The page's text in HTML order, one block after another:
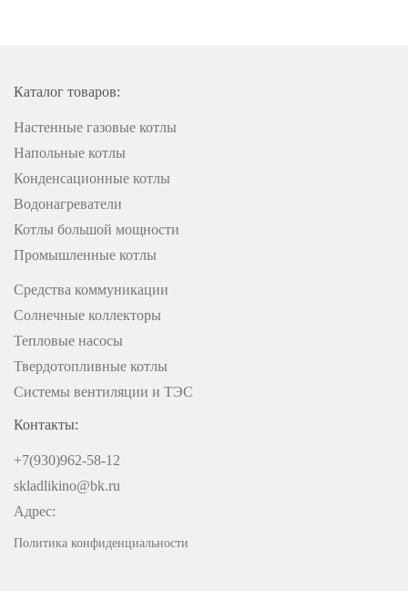
Каталог товаров:
Настенные газовые котлы
Напольные котлы
Конденсационные котлы
Водонагреватели
Котлы большой мощности
Промышленные котлы
Средства коммуникации
Солнечные коллекторы
Тепловые насосы
Твердотопливные котлы
Системы вентиляции и ТЭС
Контакты:
+7(930)962-58-12
skladlikino@bk.ru
Адрес:
Политика конфиденциальности